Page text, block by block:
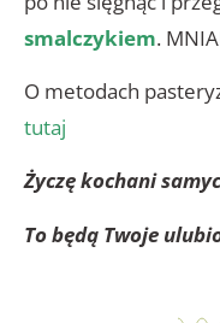
smalczykiem.
O metodach
tutaj
Życzę kochani
To będą Twoje